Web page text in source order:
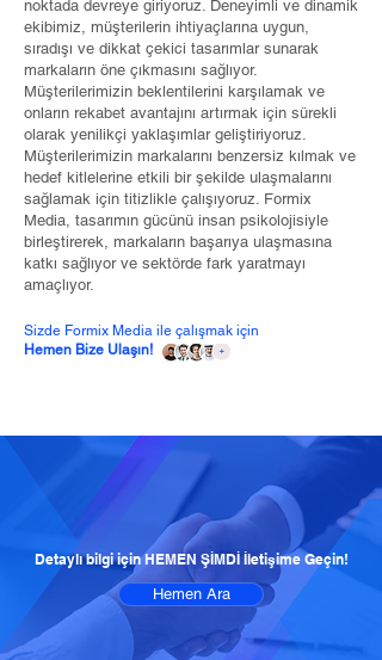
noktada devreye giriyoruz. Deneyimli ve dinamik
ekibimiz, müşterilerin ihtiyaçlarına uygun,
sıradışı ve dikkat çekici tasarımlar sunarak
markaların öne çıkmasını sağlıyor.
Müşterilerimizin beklentilerini karşılamak ve
onların rekabet avantajını artırmak için sürekli
olarak yenilikçi yaklaşımlar geliştiriyoruz.
Müşterilerimizin markalarını benzersiz kılmak ve
hedef kitlelerine etkili bir şekilde ulaşmalarını
sağlamak için titizlikle çalışıyoruz. Formix
Media, tasarımın gücünü insan psikolojisiyle
birleştirerek, markaların başarıya ulaşmasına
katkı sağlıyor ve sektörde fark yaratmayı
amaçlıyor.
Sizde Formix Media ile çalışmak için
Hemen Bize Ulaşın!
Hemen Ara
Detaylı bilgi için HEMEN ŞİMDİ İletişime Geçin!